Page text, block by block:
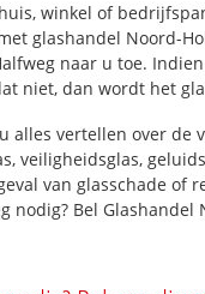
winkel of
glashandel Noord-
naar u toe.
niet, dan wordt het
alles vertellen over de
veiligheidsglas,
van glasschade of
nodig? Bel Glashandel